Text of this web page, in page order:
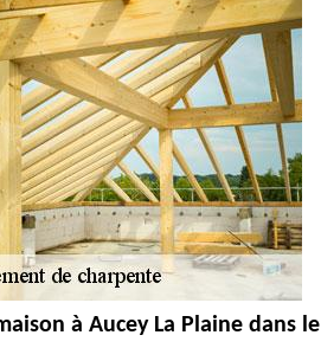
à Aucey La Plaine dans le